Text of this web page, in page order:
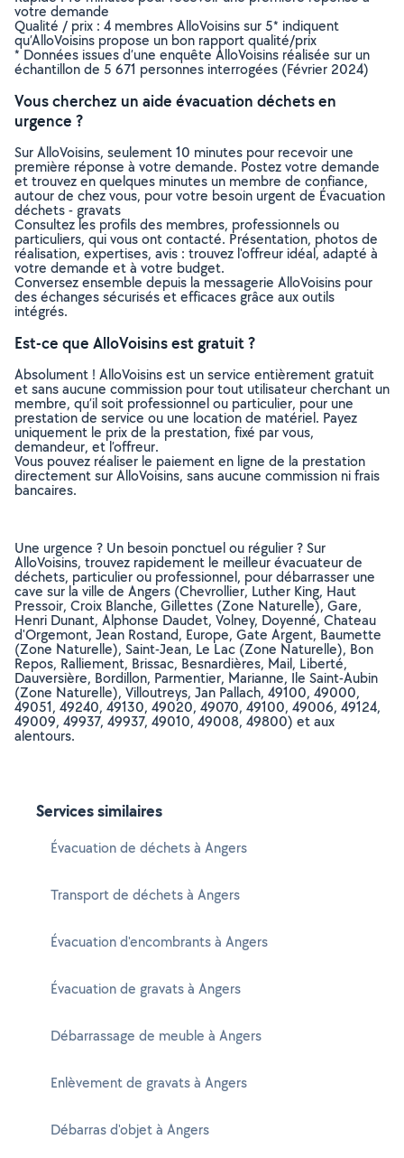
votre demande
Qualité / prix : 4 membres AlloVoisins sur 5* indiquent
qu’AlloVoisins propose un bon rapport qualité/prix
* Données issues d’une enquête AlloVoisins réalisée sur un
échantillon de 5 671 personnes interrogées (Février 2024)
Vous cherchez un aide évacuation déchets en
urgence ?
Sur AlloVoisins, seulement 10 minutes pour recevoir une
première réponse à votre demande. Postez votre demande
et trouvez en quelques minutes un membre de confiance,
autour de chez vous, pour votre besoin urgent de Évacuation
déchets - gravats
Consultez les profils des membres, professionnels ou
particuliers, qui vous ont contacté. Présentation, photos de
réalisation, expertises, avis : trouvez l'offreur idéal, adapté à
votre demande et à votre budget.
Conversez ensemble depuis la messagerie AlloVoisins pour
des échanges sécurisés et efficaces grâce aux outils
intégrés.
Est-ce que AlloVoisins est gratuit ?
Absolument ! AlloVoisins est un service entièrement gratuit
et sans aucune commission pour tout utilisateur cherchant un
membre, qu’il soit professionnel ou particulier, pour une
prestation de service ou une location de matériel. Payez
uniquement le prix de la prestation, fixé par vous,
demandeur, et l’offreur.
Vous pouvez réaliser le paiement en ligne de la prestation
directement sur AlloVoisins, sans aucune commission ni frais
bancaires.
Une urgence ? Un besoin ponctuel ou régulier ? Sur
AlloVoisins, trouvez rapidement le meilleur évacuateur de
déchets, particulier ou professionnel, pour débarrasser une
cave sur la ville de Angers (Chevrollier, Luther King, Haut
Pressoir, Croix Blanche, Gillettes (Zone Naturelle), Gare,
Henri Dunant, Alphonse Daudet, Volney, Doyenné, Chateau
d'Orgemont, Jean Rostand, Europe, Gate Argent, Baumette
(Zone Naturelle), Saint-Jean, Le Lac (Zone Naturelle), Bon
Repos, Ralliement, Brissac, Besnardières, Mail, Liberté,
Dauversière, Bordillon, Parmentier, Marianne, Ile Saint-Aubin
(Zone Naturelle), Villoutreys, Jan Pallach, 49100, 49000,
49051, 49240, 49130, 49020, 49070, 49100, 49006, 49124,
49009, 49937, 49937, 49010, 49008, 49800) et aux
alentours.
Services similaires
Évacuation de déchets à Angers
Transport de déchets à Angers
Évacuation d'encombrants à Angers
Évacuation de gravats à Angers
Débarrassage de meuble à Angers
Enlèvement de gravats à Angers
Débarras d'objet à Angers